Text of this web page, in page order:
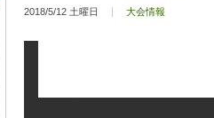
2018/5/12 土曜日 大会情報